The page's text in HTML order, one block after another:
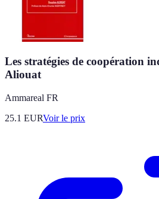
Les stratégies de coopération
Aliouat
Ammareal FR
25.1 EURVoir le prix